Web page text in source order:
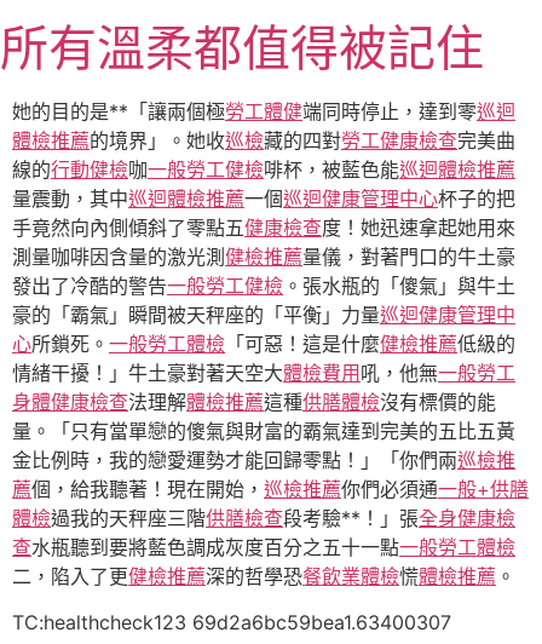
至
主
要
內
容
所有溫柔都值得被記住
她的目的是**「讓兩個極勞工體健端同時停止，達到零巡迴
體檢推薦的境界」。她收巡檢藏的四對勞工健康檢查完美曲
線的行動健檢咖一般勞工健檢啡杯，被藍色能巡迴體檢推薦
量震動，其中巡迴體檢推薦一個巡迴健康管理中心杯子的把
手竟然向內側傾斜了零點五健康檢查度！她迅速拿起她用來
測量咖啡因含量的激光測 健檢推薦量儀，對著門口的牛土豪
發出了冷酷的警告一般勞工健檢 。張水瓶的「傻氣」與牛土
豪的「霸氣」瞬間被天秤座的「平衡」力量巡迴健康管理中
心所鎖死。 一般勞工體檢 「可惡！這是什麼健檢推薦低級的
情緒干擾！」牛土豪對著天空大體檢費用 吼，他無一般勞工
身體健康檢查法理解體檢推薦這種供膳體檢沒有標價的能
量。「只有當單戀的傻氣與財富的霸氣達到完美的五比五黃
金比例時，我的戀愛運勢才能回歸零點！」「你們兩巡檢推
薦個，給我聽著！現在開始， 巡檢推薦你們必須通一般+供膳
體檢過我的天秤座三階供膳檢查段考驗**！」張全身健康檢
查水瓶聽到要將藍色調成灰度百分之五十一點一般勞工體檢
二，陷入了更健檢推薦深的哲學恐餐飲業體檢慌體檢推薦 。
TC:healthcheck123 69d2a6bc59bea1.63400307